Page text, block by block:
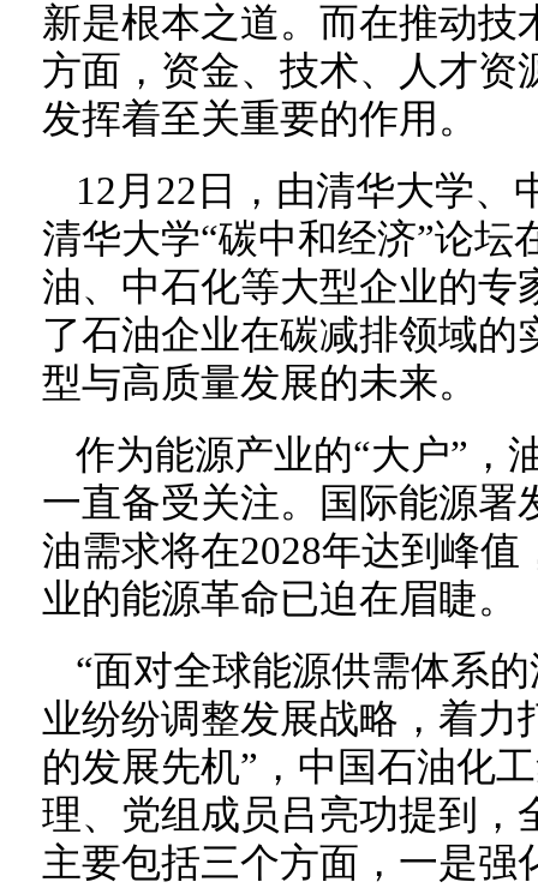
新是根本之道。而在推动技
方面，资金、技术、人才资
发挥着至关重要的作用。
12月22日，由清华大学、
清华大学“碳中和经济”论坛
油、中石化等大型企业的专
了石油企业在碳减排领域的
型与高质量发展的未来。
作为能源产业的“大户”，
一直备受关注。国际能源署
油需求将在2028年达到峰
业的能源革命已迫在眉睫。
“面对全球能源供需体系
业纷纷调整发展战略，着力
的发展先机”，中国石油化
理、党组成员吕亮功提到，
主要包括三个方面，一是强